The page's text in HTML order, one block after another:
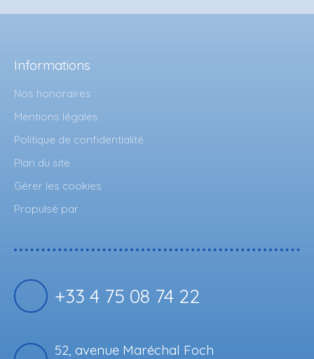
Informations
Nos honoraires
Mentions légales
Politique de confidentialité
Plan du site
Gérer les cookies
Propulsé par
+33 4 75 08 74 22
52, avenue Maréchal Foch